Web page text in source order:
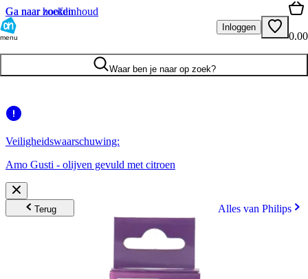
Ga naar hoofdinhoud
Ga naar zoeken
menu
Inloggen
0.00
Waar ben je naar op zoek?
Veiligheidswaarschuwing:
Amo Gusti - olijven gevuld met citroen
Terug Alles van Philips